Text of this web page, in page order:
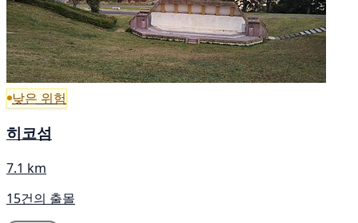
낮은 위험
히코섬
7.1 km
15건의 출몰